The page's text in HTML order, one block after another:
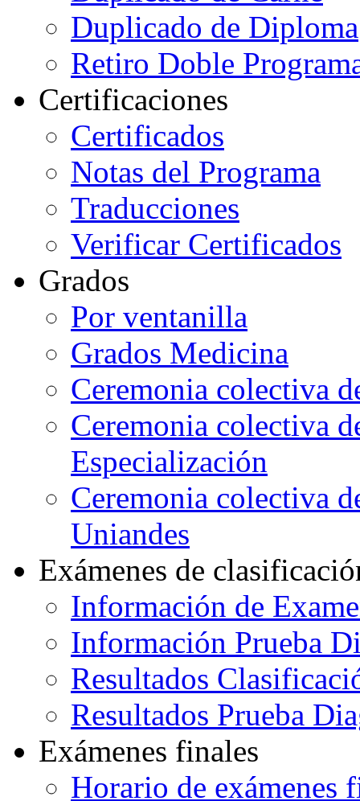
Duplicado de Diploma
Retiro Doble
Certificaciones
Certificados
Notas del Programa
Traducciones
Verificar Certificados
Grados
Por ventanilla
Grados Medicina
Ceremonia colectiva
Ceremonia colectiva
Especialización
Ceremonia colectiva
Uniandes
Exámenes de
Información de
Información Prueba
Resultados
Resultados Prueba
Exámenes finales
Horario de exámenes